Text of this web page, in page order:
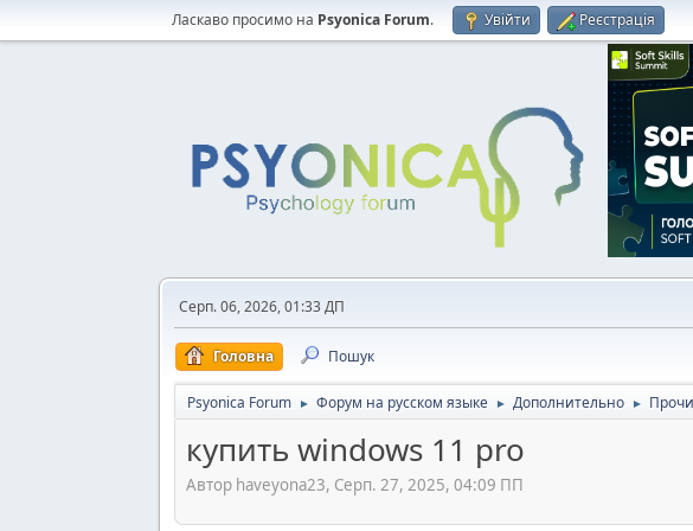
Ласкаво просимо на Psyonica Forum. Увійти Реєстрація
Серп. 06, 2026, 01:33 ДП
Головна Пошук
Psyonica Forum ► Форум на русском языке ► Дополнительно ►
купить windows 11 pro
Автор haveyona23, Серп. 27, 2025, 04:09 ПП